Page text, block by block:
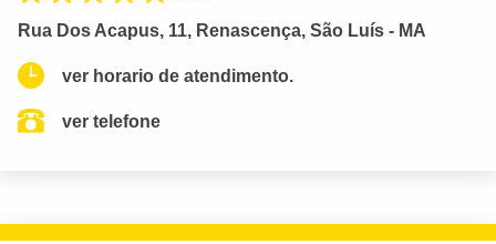
Rua Dos Acapus, 11, Renascença, São Luís - MA
ver horario de atendimento.
ver telefone